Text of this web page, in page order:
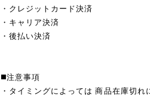
・クレジットカード決済
・キャリア決済
・後払い決済
◼️注意事項
・タイミングによっては 商品在庫切れ